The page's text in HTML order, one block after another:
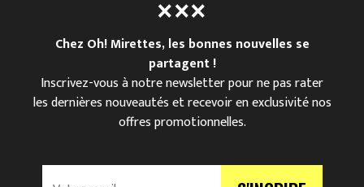
Chez Oh! Mirettes, les bonnes nouvelles se
partagent !
Inscrivez-vous à notre newsletter pour ne pas rater
les dernières nouveautés et recevoir en exclusivité nos
offres promotionnelles.
V